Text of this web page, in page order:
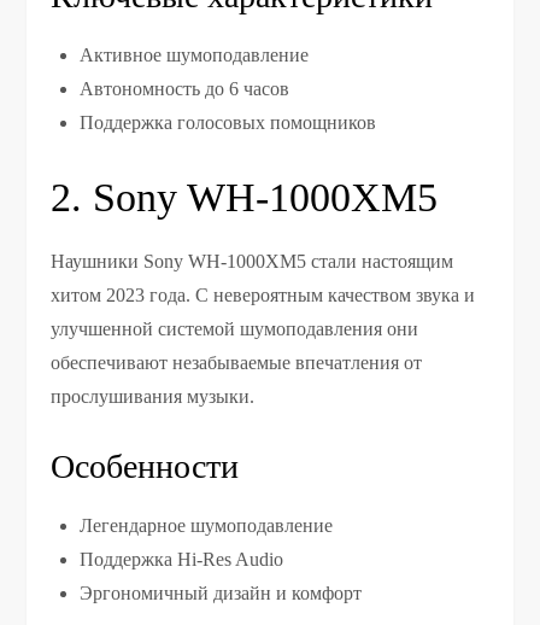
Активное шумоподавление
Автономность до 6 часов
Поддержка голосовых помощников
2. Sony WH-1000XM5
Наушники Sony WH-1000XM5 стали настоящим
хитом 2023 года. С невероятным качеством звука и
улучшенной системой шумоподавления они
обеспечивают незабываемые впечатления от
прослушивания музыки.
Особенности
Легендарное шумоподавление
Поддержка Hi-Res Audio
Эргономичный дизайн и комфорт